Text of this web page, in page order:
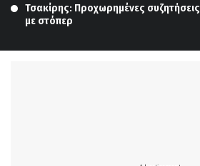
Τσακίρης: Προχωρημένες συζητήσεις
με στόπερ